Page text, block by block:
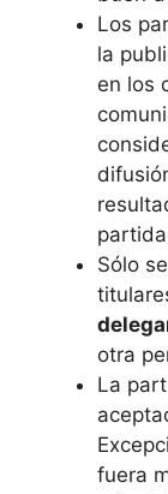
Los
la
en los
Sólo
otra
La
fuera